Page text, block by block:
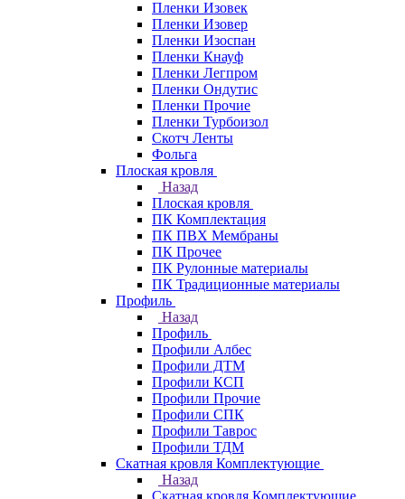
Пленки Изовек
Пленки Изовер
Пленки Изоспан
Пленки Кнауф
Пленки Легпром
Пленки Ондутис
Пленки Прочие
Пленки Турбоизол
Скотч Ленты
Фольга
Плоская кровля
Назад
Плоская кровля
ПК Комплектация
ПК ПВХ Мембраны
ПК Прочее
ПК Рулонные материалы
ПК Традиционные материалы
Профиль
Назад
Профиль
Профили Албес
Профили ДТМ
Профили КСП
Профили Прочие
Профили СПК
Профили Таврос
Профили ТДМ
Скатная кровля Комплектующие
Назад
Скатная кровля Комплектующие